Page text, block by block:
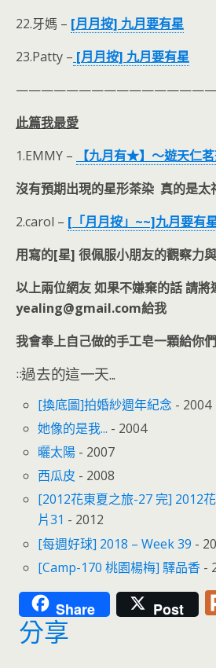
22.牙媽 – [月月按] 九月要有星
23.Patty – [月月按] 九月要有星
此篇我最愛
1.EMMY –
【九月有★】～遊天仁
沒有預期出現的星形茶染 真的是太
2.carol – [「月月按」~~]九月要有
用寫的[星] 很佩服小朋友的觀察力
以上兩位網友 如果不嫌棄的話 請將
yealing@gmail.com給我
我會奉上自己做的手工皂一顆給你
::過去的這一天...
[換底圖]拍婚紗週年紀念 - 2004
她像的是我... - 2004
曬太陽 - 2007
西瓜皮 - 2008
[2012花東夏之旅-27 完] 2012
片31 - 2012
[每週好球] 2018 – Week 39 -
[Camp-170 桃園楊梅] 驛品香 -
Share Post
分享